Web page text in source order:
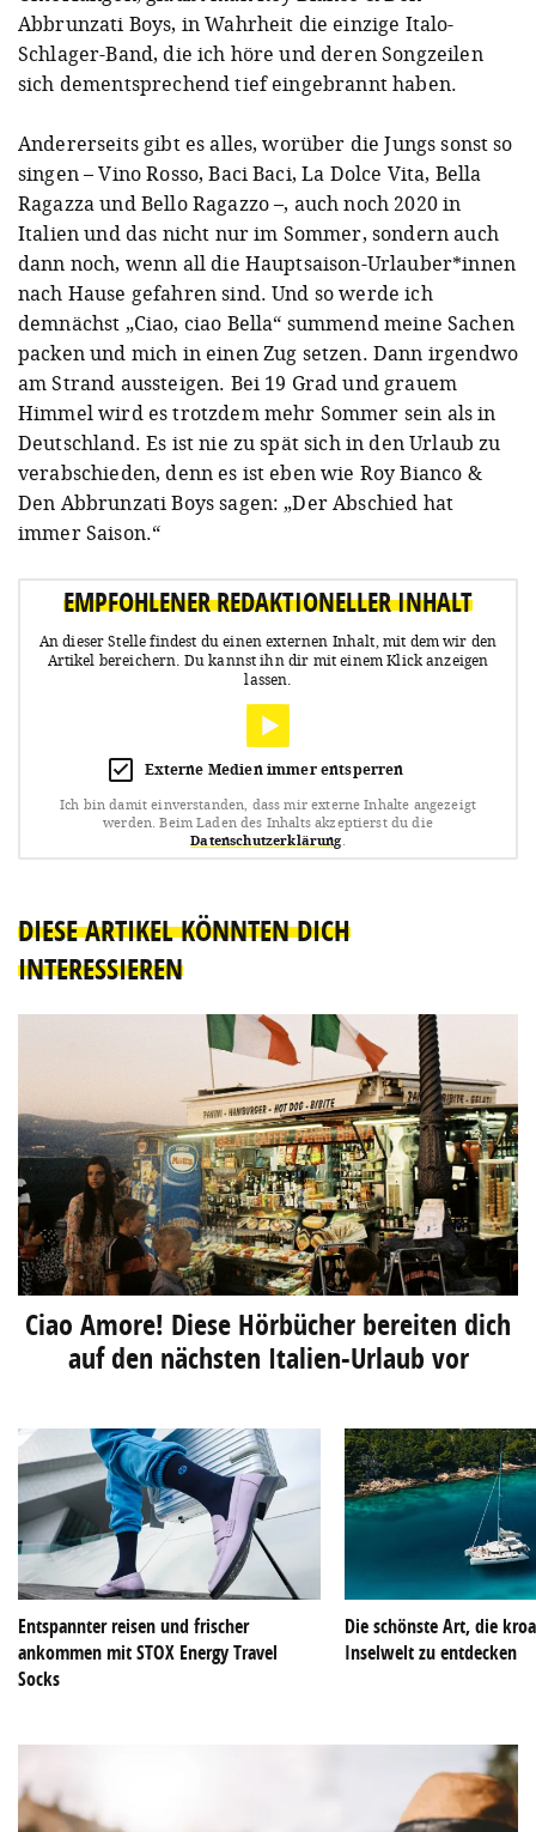
Abbrunzati Boys, in Wahrheit die einzige Italo-
Schlager-Band, die ich höre und deren Songzeilen
sich dementsprechend tief eingebrannt haben.
Andererseits gibt es alles, worüber die Jungs sonst so
singen – Vino Rosso, Baci Baci, La Dolce Vita, Bella
Ragazza und Bello Ragazzo –, auch noch 2020 in
Italien und das nicht nur im Sommer, sondern auch
dann noch, wenn all die Hauptsaison-Urlauber*innen
nach Hause gefahren sind. Und so werde ich
demnächst „Ciao, ciao Bella“ summend meine Sachen
packen und mich in einen Zug setzen. Dann irgendwo
am Strand aussteigen. Bei 19 Grad und grauem
Himmel wird es trotzdem mehr Sommer sein als in
Deutschland. Es ist nie zu spät sich in den Urlaub zu
verabschieden, denn es ist eben wie Roy Bianco &
Den Abbrunzati Boys sagen: „Der Abschied hat
immer Saison.“
EMPFOHLENER REDAKTIONELLER INHALT
An dieser Stelle findest du einen externen Inhalt, mit dem wir den
Artikel bereichern. Du kannst ihn dir mit einem Klick anzeigen
lassen.
Externe Medien immer entsperren
Ich bin damit einverstanden, dass mir externe Inhalte angezeigt
werden. Beim Laden des Inhalts akzeptierst du die
Datenschutzerklärung
DIESE ARTIKEL KÖNNTEN DICH
INTERESSIEREN
Ciao Amore! Diese Hörbücher bereiten dich
auf den nächsten Italien-Urlaub vor
Entspannter reisen und frischer
ankommen mit STOX Energy Travel
Socks
Die schönste Art, die
Inselwelt zu entdecken